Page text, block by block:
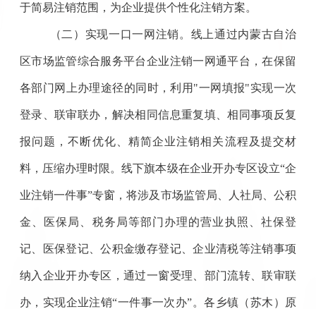
于简易注销范围，为企业提供个性化注销方案。
（二）实现一口一网注销。 线上通过内蒙古自治
区市场监管综合服务平台企业注销一网通平台，在保留
各部门网上办理途径的同时，利用"一网填报"实现一次
登录、联审联办，解决相同信息重复填、相同事项反复
报问题，不断优化、精简企业注销相关流程及提交材
料，压缩办理时限。线下旗本级在企业开办专区设立“企
业注销一件事”专窗，将涉及市场监管局、人社局、公积
金、医保局、税务局等部门办理的营业执照、社保登
记、医保登记、公积金缴存登记、企业清税等注销事项
纳入企业开办专区，通过一窗受理、部门流转、联审联
办，实现企业注销“一件事一次办”。各乡镇（苏木）原